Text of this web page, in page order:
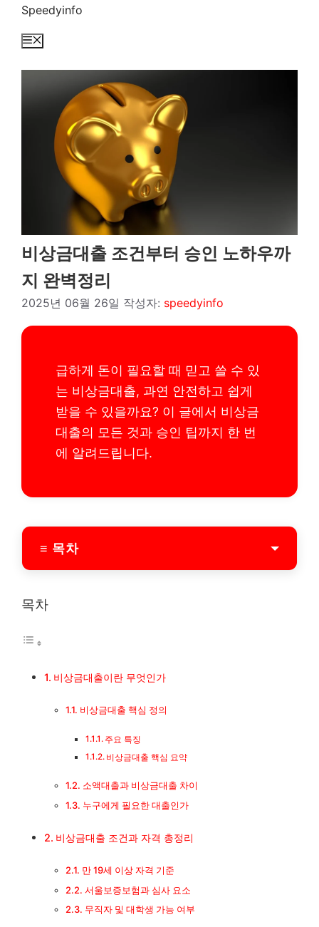
Speedyinfo
메
비상금대출 조건부터 승인 노하우까
지 완벽정리
2025년 06월 26일 작성자: speedyinfo
급하게 돈이 필요할 때 믿고 쓸 수 있
는 비상금대출, 과연 안전하고 쉽게
받을 수 있을까요? 이 글에서 비상금
대출의 모든 것과 승인 팁까지 한 번
에 알려드립니다.
≡ 목차
소액대출과 비상금대출 차이
누구에게 필요한 대출인가
비상금대출 조건과 자격 총정리
만 19세 이상 자격 기준
주요 시중은행 비상금대출 비교
목차
비상금대출이란 무엇인가
비상금대출 핵심 정의
주요 특징
비상금대출 핵심 요약
소액대출과 비상금대출 차이
누구에게 필요한 대출인가
비상금대출 조건과 자격 총정리
만 19세 이상 자격 기준
서울보증보험과 심사 요소
무직자 및 대학생 가능 여부